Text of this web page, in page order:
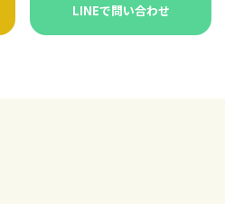
LINEで問い合わせ